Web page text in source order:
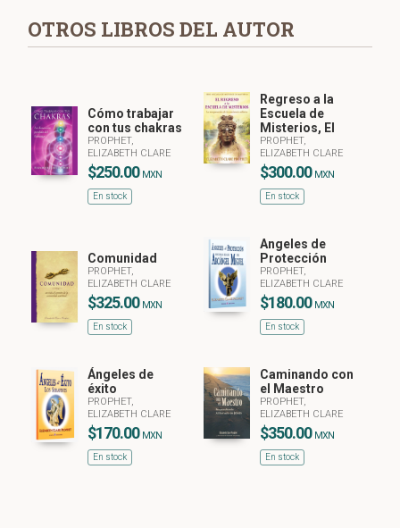
OTROS LIBROS DEL AUTOR
Cómo trabajar
con tus chakras
PROPHET,
ELIZABETH CLARE
$250.00 MXN
En stock
Regreso a la
Escuela de
Misterios, El
PROPHET,
ELIZABETH CLARE
$300.00 MXN
En stock
Comunidad
PROPHET,
ELIZABETH CLARE
$325.00 MXN
En stock
Angeles de
Protección
PROPHET,
ELIZABETH CLARE
$180.00 MXN
En stock
Ángeles de
éxito
PROPHET,
ELIZABETH CLARE
$170.00 MXN
En stock
Caminando con
el Maestro
PROPHET,
ELIZABETH CLARE
$350.00 MXN
En stock